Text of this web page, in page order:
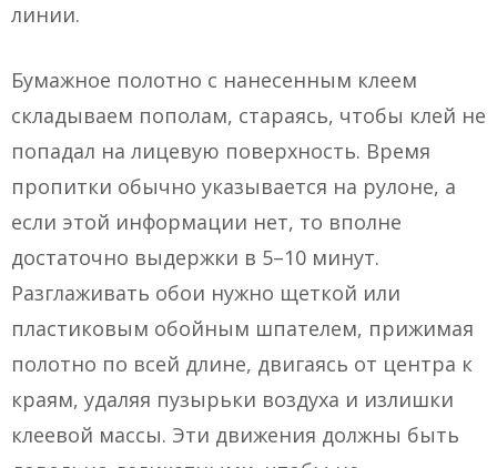
линии.
Бумажное полотно с нанесенным клеем
складываем пополам, стараясь, чтобы клей не
попадал на лицевую поверхность. Время
пропитки обычно указывается на рулоне, а
если этой информации нет, то вполне
достаточно выдержки в 5–10 минут.
Разглаживать обои нужно щеткой или
пластиковым обойным шпателем, прижимая
полотно по всей длине, двигаясь от центра к
краям, удаляя пузырьки воздуха и излишки
клеевой массы. Эти движения должны быть